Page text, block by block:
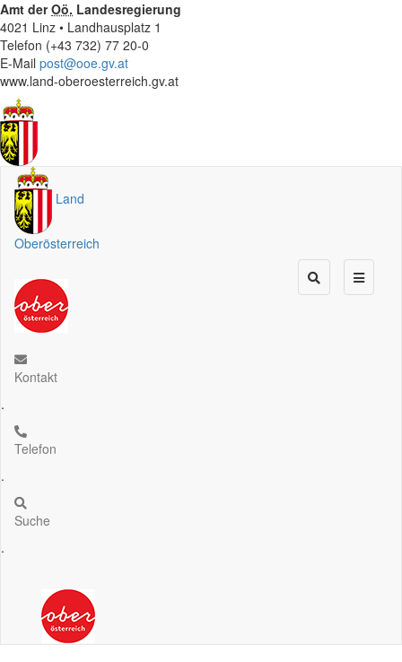
Amt derOö. Landesregierung
4021 Linz • Landhausplatz 1
Telefon (+43 732) 77 20-0
E-Mail post@ooe.gv.at
www.land-oberoesterreich.gv.at
Land
Oberösterreich
Kontakt
.
Telefon
.
Suche
.